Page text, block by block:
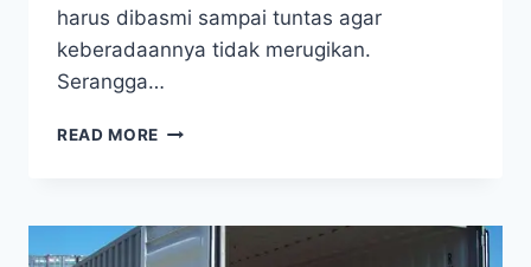
harus dibasmi sampai tuntas agar
keberadaannya tidak merugikan.
Serangga…
READ MORE METODE
DAN
SERANGGA